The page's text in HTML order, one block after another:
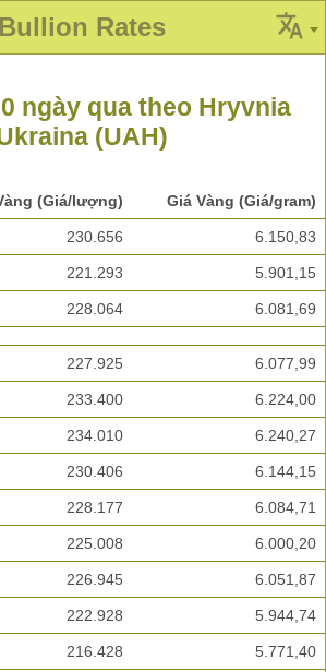
Bullion Rates
ngày qua theo Hryvnia
(UAH)
(Giá/lượng) Giá Vàng (Giá/gram)
230.656 6.150,83
221.293 5.901,15
228.064 6.081,69
227.925 6.077,99
233.400 6.224,00
234.010 6.240,27
230.406 6.144,15
228.177 6.084,71
225.008 6.000,20
226.945 6.051,87
222.928 5.944,74
216.428 5.771,40